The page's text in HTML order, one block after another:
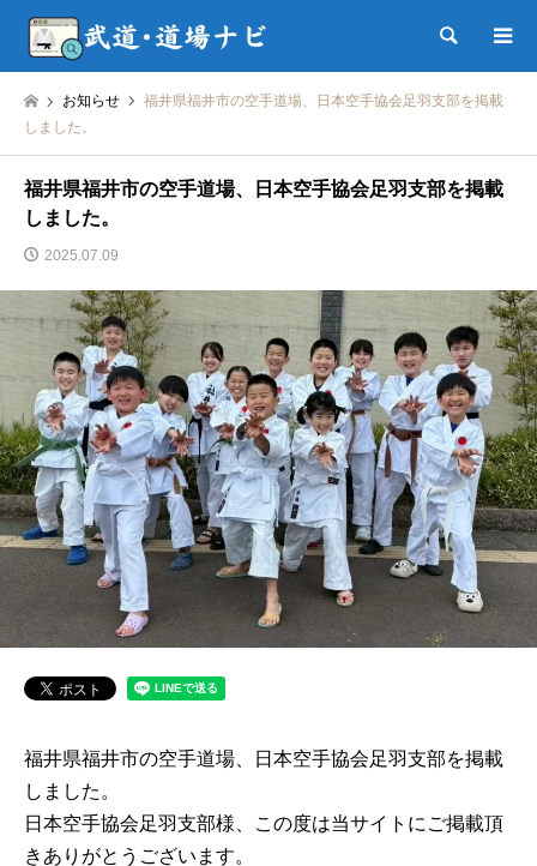
検索
お知らせ
福井県福井市の空手道場、日本空手協会足羽支部を掲載
しました。
福井県福井市の空手道場、日本空手協会足羽支部を掲載
しました。
2025.07.09
福井県福井市の空手道場、日本空手協会足羽支部を掲載
しました。
日本空手協会足羽支部様、この度は当サイトにご掲載頂
きありがとうございます。